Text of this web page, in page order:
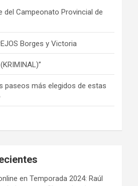
del Campeonato Provincial de
Borges y Victoria
paseos más elegidos de estas
enTemporada 2024: Raúl